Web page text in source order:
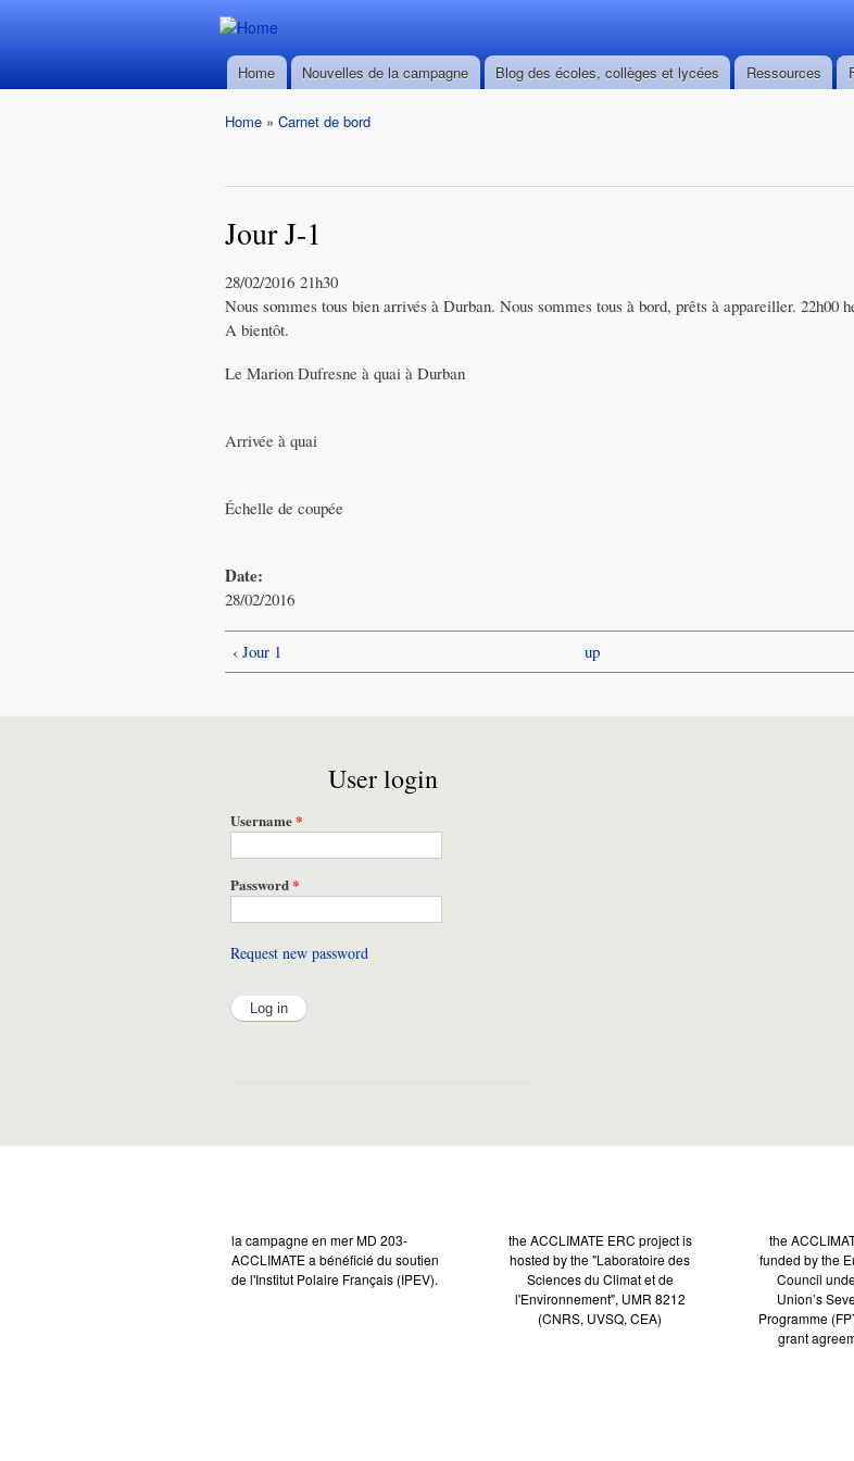
content
Durban ->
Walvis Bay
au
Durban ->
Walvis Bay
du 28/02
au
Main menu
Home Nouvelles de la campagne Blog des écoles, collèges et lycées Ressources
Home » Carnet de bord
Jour J-1
28/02/2016 21h30
Nous sommes tous bien arrivés à Durban. Nous sommes tous à bord, prêts à appareiller. 22h00
A bientôt.
Le Marion Dufresne à quai à Durban
Arrivée à quai
Échelle de coupée
Date:
28/02/2016
‹ Jour 1 up
User login
Username*
Password*
Request new password
la campagne en mer MD 203-
ACCLIMATE a bénéficié du soutien
de l'Institut Polaire Français (IPEV).
the ACCLIMATE ERC project is
hosted by the "Laboratoire des
Sciences du Climat et de
l'Environnement", UMR 8212
(CNRS, UVSQ, CEA)
the
funded by the
Council
Union’s
Programme
grant